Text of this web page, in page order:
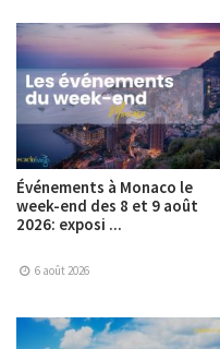
Événements à Monaco le
week-end des 8 et 9 août
2026: exposi ...
6 août 2026